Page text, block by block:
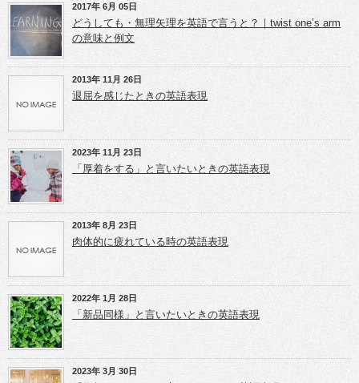
(新
し
い
ウ
ィ
ン
ド
ウ
き
e
r
で
共
有
(新
し
い
で
開
き
す)
e
+
で
共
有
し
い
ウ
ィ
ン
開
き
ま
す)
2017年 6月 05日
どうしても・無理矢理を英語で言うと？｜twist one’s arm
の意味と例文
2013年 11月 26日
退屈を感じたときの英語表現
2023年 11月 23日
「厚着をする」と言いたいときの英語表現
2013年 8月 23日
肉体的に疲れている時の英語表現
2022年 1月 28日
「新品同様」と言いたいときの英語表現
2023年 3月 30日